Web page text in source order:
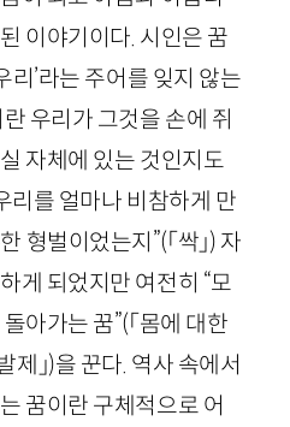
이야기이다. 시인은 꿈
리’라는 주어를 잊지 않는
우리가 그것을 손에 쥐
자체에 있는 것인지도
리를 얼마나 비참하게 만
형벌이었는지”(「싹」) 자
게 되었지만 여전히 “모
아가는 꿈”(「몸에 대한
제」)을 꾼다. 역사 속에서
꿈이란 구체적으로 어